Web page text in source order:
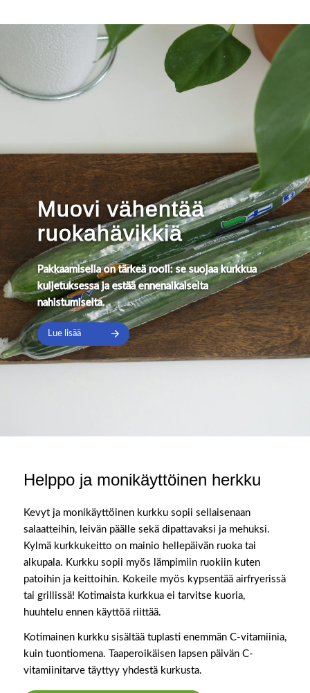
Muovi vähentää
ruokahävikkiä
Pakkaamisella on tärkeä rooli: se suojaa kurkkua
kuljetuksessa ja estää ennenaikaiselta
nahistumiselta.
Lue lisää
Helppo ja monikäyttöinen herkku
Kevyt ja monikäyttöinen kurkku sopii sellaisenaan
salaatteihin, leivän päälle sekä dipattavaksi ja mehuksi.
Kylmä kurkkukeitto on mainio hellepäivän ruoka tai
alkupala. Kurkku sopii myös lämpimiin ruokiin kuten
patoihin ja keittoihin. Kokeile myös kypsentää airfryerissä
tai grillissä! Kotimaista kurkkua ei tarvitse kuoria,
huuhtelu ennen käyttöä riittää.
Kotimainen kurkku sisältää tuplasti enemmän C-vitamiinia,
kuin tuontiomena. Taaperoikäisen lapsen päivän C-
vitamiinitarve täyttyy yhdestä kurkusta.